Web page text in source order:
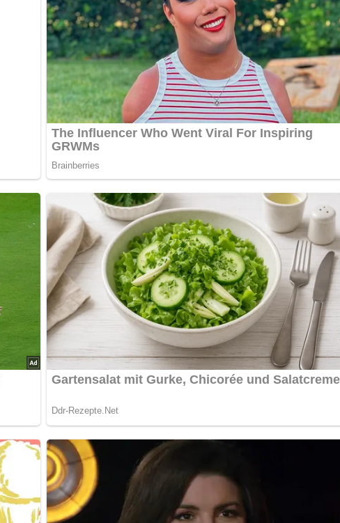
Johannisbeeren
sie leicht. Gib sie dann in einen Rumtopf.
in den Rumtopf.
die Mischung etwa 2 Monate ziehen.